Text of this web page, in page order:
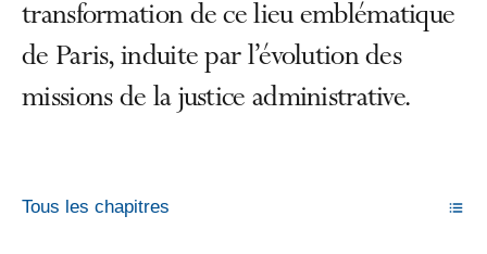
transformation de ce lieu emblématique
de Paris, induite par l’évolution des
missions de la justice administrative.
Tous les chapitres